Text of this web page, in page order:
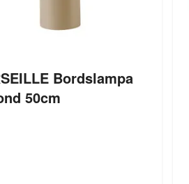
Bordslampa
50cm